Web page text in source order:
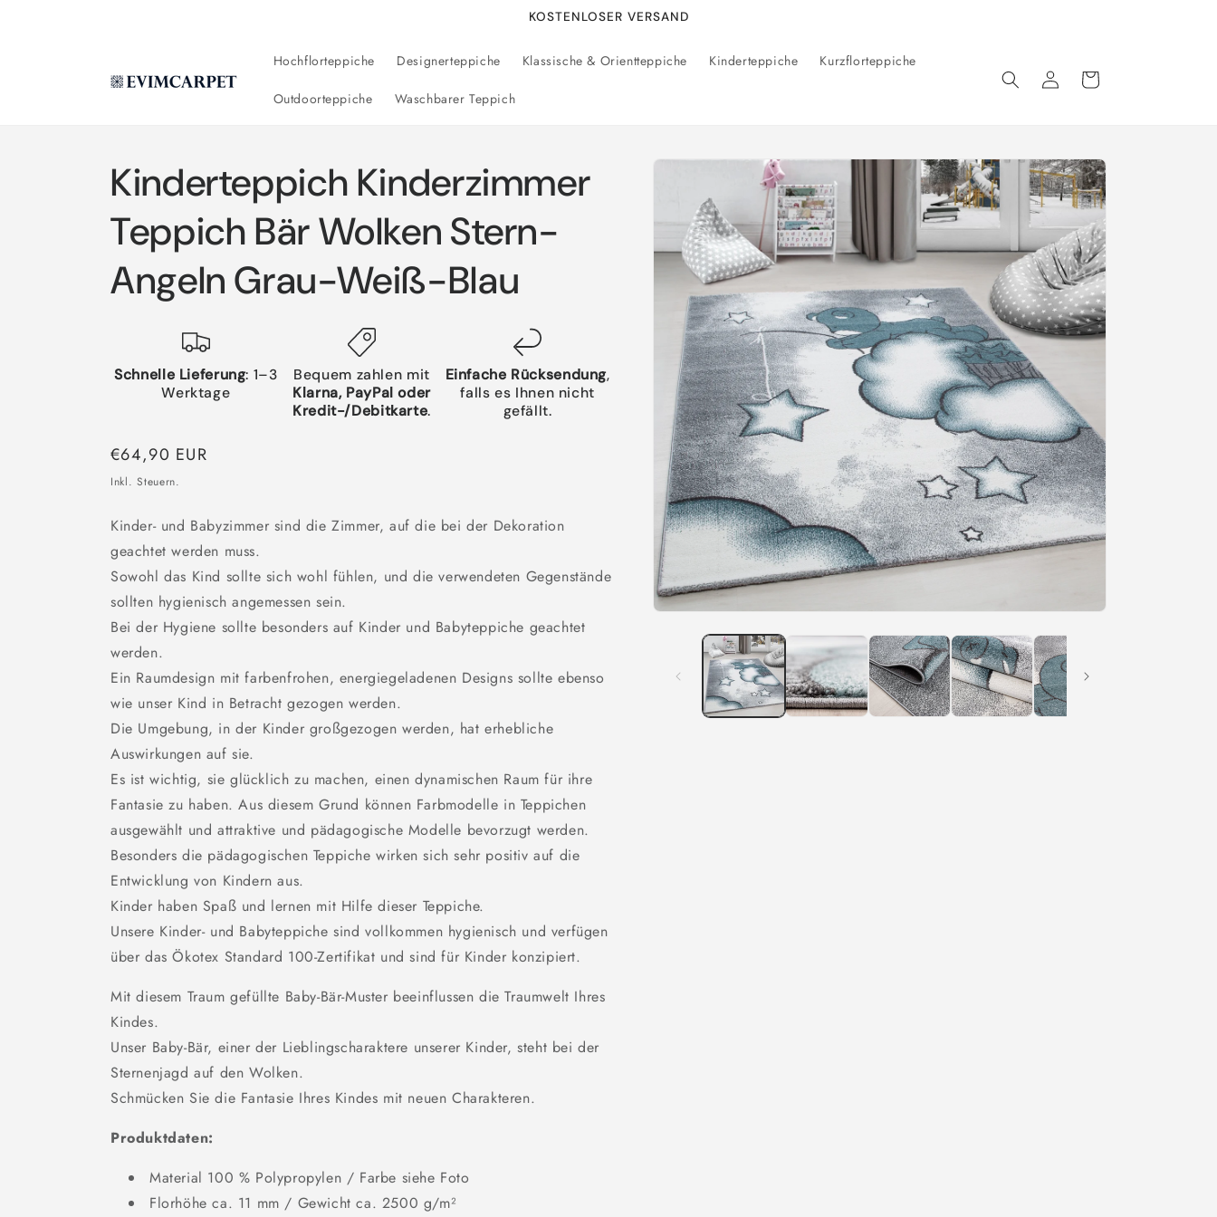
KOSTENLOSER VERSAND
Hochflorteppiche Designerteppiche Klassische & Orientteppiche Kinderteppiche Kurzflorteppiche
Outdoorteppiche Waschbarer Teppich
EinloggenWarenkorb
Zu
Produktinformationen
öffnen
Kinderteppich Kinderzimmer
Teppich Bär Wolken Stern-
Angeln Grau-Weiß-Blau
Schnelle Lieferung: 1–3
Werktage
Bequem zahlen mit
Klarna, PayPal oder
Kredit-/Debitkarte.
Einfache Rücksendung,
falls es Ihnen nicht
gefällt.
Normaler
Preis
€64,90 EUR
Inkl. Steuern.
Kinder- und Babyzimmer sind die Zimmer, auf die bei der Dekoration
geachtet werden muss.
Sowohl das Kind sollte sich wohl fühlen, und die verwendeten Gegenstände
sollten hygienisch angemessen sein.
Bei der Hygiene sollte besonders auf Kinder und Babyteppiche geachtet
werden.
Ein Raumdesign mit farbenfrohen, energiegeladenen Designs sollte ebenso
wie unser Kind in Betracht gezogen werden.
Die Umgebung, in der Kinder großgezogen werden, hat erhebliche
Auswirkungen auf sie.
Es ist wichtig, sie glücklich zu machen, einen dynamischen Raum für ihre
Fantasie zu haben. Aus diesem Grund können Farbmodelle in Teppichen
ausgewählt und attraktive und pädagogische Modelle bevorzugt werden.
Besonders die pädagogischen Teppiche wirken sich sehr positiv auf die
Entwicklung von Kindern aus.
Kinder haben Spaß und lernen mit Hilfe dieser Teppiche.
Unsere Kinder- und Babyteppiche sind vollkommen hygienisch und verfügen
über das Ökotex Standard 100-Zertifikat und sind für Kinder konzipiert.
Mit diesem Traum gefüllte Baby-Bär-Muster beeinflussen die Traumwelt Ihres
Kindes.
Unser Baby-Bär, einer der Lieblingscharaktere unserer Kinder, steht bei der
Sternenjagd auf den Wolken.
Schmücken Sie die Fantasie Ihres Kindes mit neuen Charakteren.
Produktdaten:
Material 100 % Polypropylen / Farbe siehe Foto
Florhöhe ca. 11 mm / Gewicht ca. 2500 g/m²